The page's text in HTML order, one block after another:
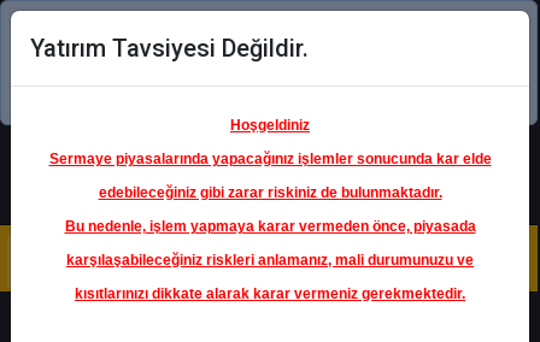
Şimdi uygulamayı indirin!
Yatırım Tavsiyesi Değildir.
Hoşgeldiniz
Sermaye piyasalarında yapacağınız işlemler sonucunda kar elde
edebileceğiniz gibi zarar riskiniz de bulunmaktadır.
Bu nedenle, işlem yapmaya karar vermeden önce, piyasada
karşılaşabileceğiniz riskleri anlamanız, mali durumunuzu ve
kısıtlarınızı dikkate alarak karar vermeniz gerekmektedir.